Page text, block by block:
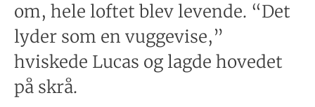
om, hele loftet blev levende. “Det
lyder som en vuggevise,”
hviskede Lucas og lagde hovedet
på skrå.